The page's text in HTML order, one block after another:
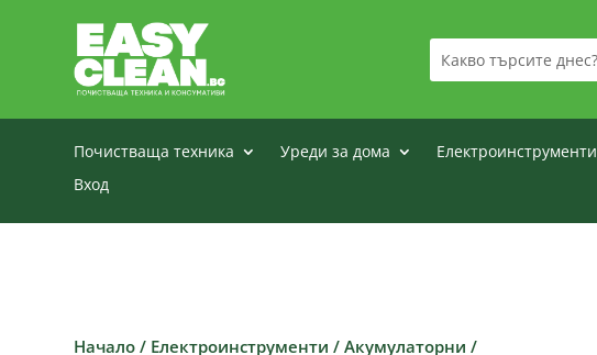
Почистваща техника Уреди за дома Електроинструменти
Вход
Начало / Електроинструменти /Акумулаторни /